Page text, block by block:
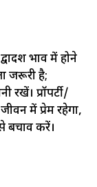
भाव में होने
जरूरी है;
प्रॉपर्टी/
में प्रेम रहेगा,
बचाव करें।